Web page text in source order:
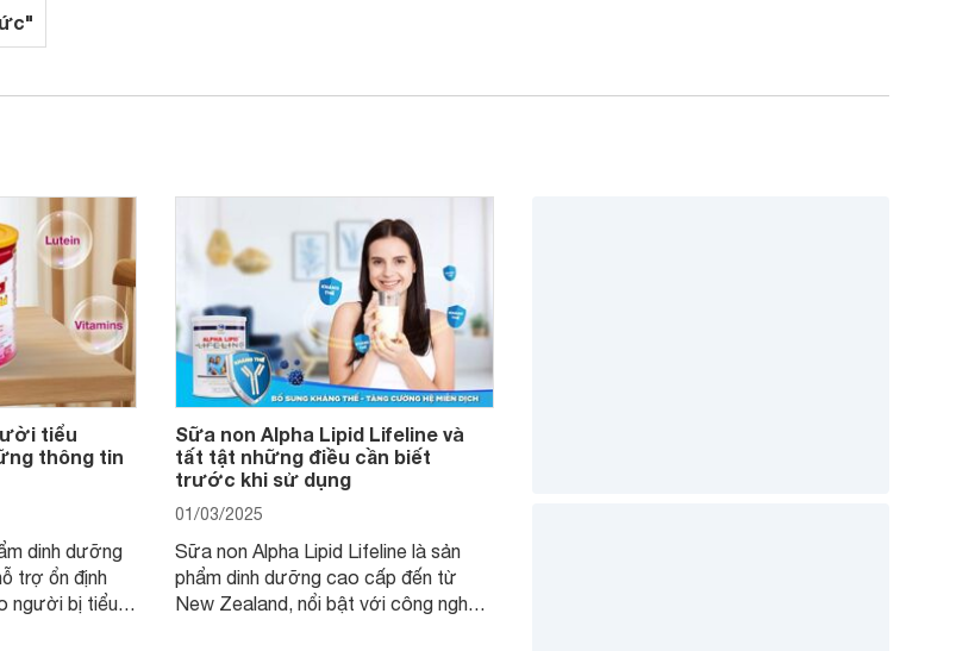
tiểu
thông tin
dinh dưỡng
trợ ổn định
người bị tiểu
Sữa non Alpha Lipid Lifeline và
tất tật những điều cần biết
trước khi sử dụng
01/03/2025
Sữa non Alpha Lipid Lifeline là sản
phẩm dinh dưỡng cao cấp đến từ
New Zealand, nổi bật với công nghệ